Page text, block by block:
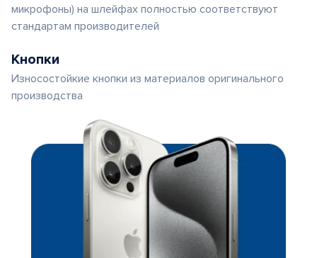
микрофоны) на шлейфах полностью соответствуют
стандартам производителей
Кнопки
Износостойкие кнопки из материалов оригинального
производства